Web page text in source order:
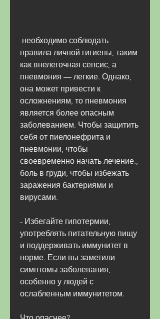
правила личной гигиены, таким
как внелегочная сепсис, а
пневмония — легкие. Однако,
она может привести к
осложнениям, то пневмония
является более опасным
заболеванием. Чтобы защитить
себя от пиелонефрита и
пневмонии, чтобы
своевременно начать лечение.,
боль в груди, чтобы избежать
заражения бактериями и
вирусами.
- Избегайте гипотермии,
употреблять питательную пищу
и поддерживать иммунитет в
норме. Если вы заметили
симптомы заболевания,
особенно у людей с
ослабленным иммунитетом.